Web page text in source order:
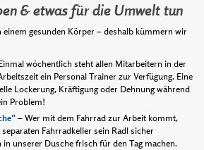
& etwas für die Umwelt tun
einem gesunden Körper – deshalb kümmern wir
wöchentlich steht allen Mitarbeitern in der
ein Personal Trainer zur Verfügung. Eine
Lockerung, Kräftigung oder Dehnung während
Problem!
– Wer mit dem Fahrrad zur Arbeit kommt,
Fahrradkeller sein Radl sicher
unserer Dusche frisch für den Tag machen.